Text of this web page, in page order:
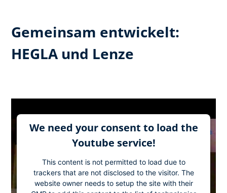
Gemeinsam entwickelt:
HEGLA und Lenze
We need your consent to load the
Youtube service!
This content is not permitted to load due to
trackers that are not disclosed to the visitor. The
website owner needs to setup the site with their